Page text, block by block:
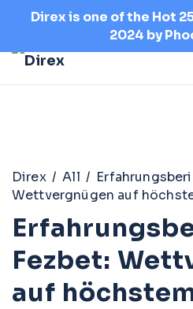
Direx is one of the Hot
2024 by
Direx / All /
Wettvergnügen auf
Fezbet:
auf